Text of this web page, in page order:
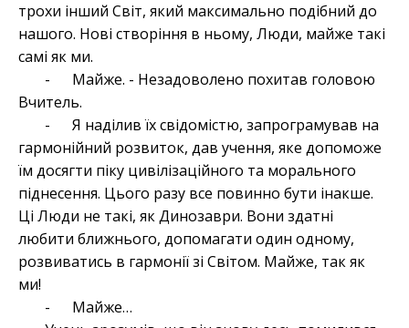
трохи інший Світ, який максимально подібний до
нашого. Нові створіння в ньому, Люди, майже такі
самі як ми.
- Майже. - Незадоволено похитав головою
Вчитель.
- Я наділив їх свідомістю, запрограмував на
гармонійний розвиток, дав учення, яке допоможе
їм досягти піку цивілізаційного та морального
піднесення. Цього разу все повинно бути інакше.
Ці Люди не такі, як Динозаври. Вони здатні
любити ближнього, допомагати один одному,
розвиватись в гармонії зі Світом. Майже, так як
ми!
- Майже…